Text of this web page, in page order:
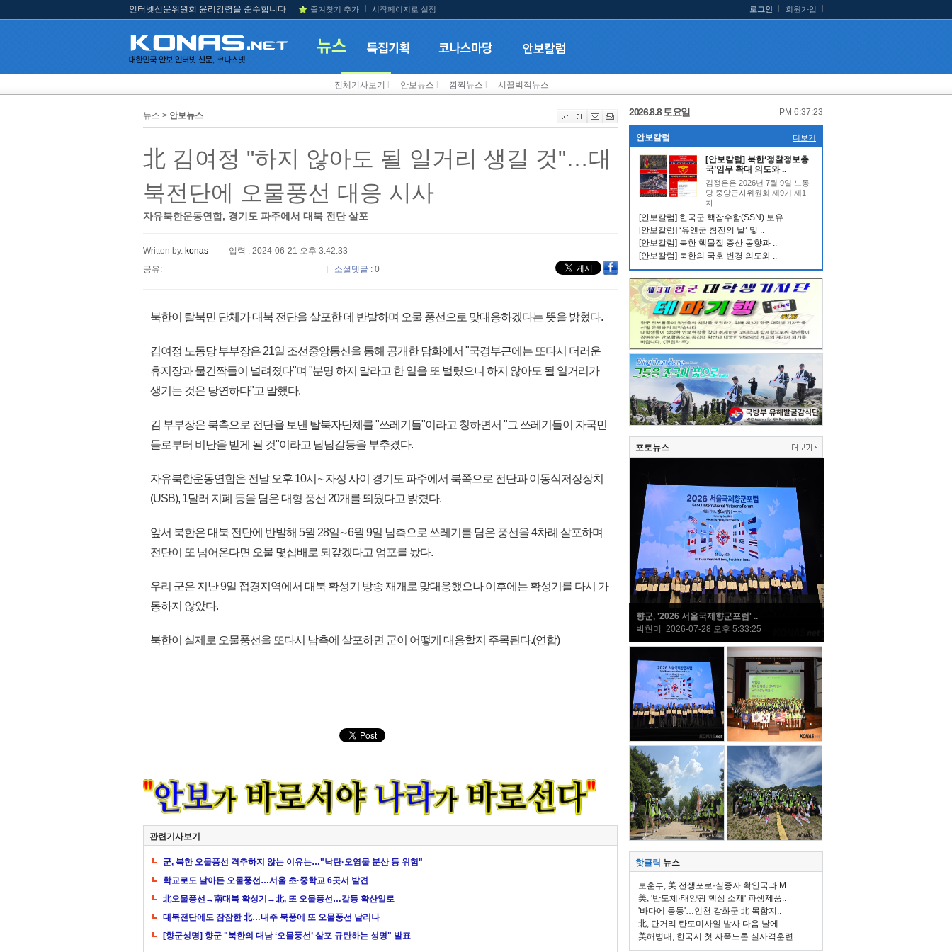
인터넷신문위원회 윤리강령을 준수합니다 즐겨찾기 추가 시작페이지로 설정 로그인 회원가입
전체기사보기 안보뉴스 깜짝뉴스 시끌벅적뉴스
뉴스 > 안보뉴스
北 김여정 "하지 않아도 될 일거리 생길 것"…대
북전단에 오물풍선 대응 시사
자유북한운동연합, 경기도 파주에서 대북 전단 살포
Written by. konas
입력 : 2024-06-21 오후 3:42:33
공유:
소셜댓글 : 0
북한이 탈북민 단체가 대북 전단을 살포한 데 반발하며 오물 풍선으로 맞대응하겠다는 뜻을 밝혔다.
김여정 노동당 부부장은 21일 조선중앙통신을 통해 공개한 담화에서 "국경부근에는 또다시 더러운
휴지장과 물건짝들이 널려졌다"며 "분명 하지 말라고 한 일을 또 벌렸으니 하지 않아도 될 일거리가
생기는 것은 당연하다"고 말했다.
김 부부장은 북측으로 전단을 보낸 탈북자단체를 "쓰레기들"이라고 칭하면서 "그 쓰레기들이 자국민
들로부터 비난을 받게 될 것"이라고 남남갈등을 부추겼다.
자유북한운동연합은 전날 오후 10시∼자정 사이 경기도 파주에서 북쪽으로 전단과 이동식저장장치
(USB), 1달러 지폐 등을 담은 대형 풍선 20개를 띄웠다고 밝혔다.
앞서 북한은 대북 전단에 반발해 5월 28일∼6월 9일 남측으로 쓰레기를 담은 풍선을 4차례 살포하며
전단이 또 넘어온다면 오물 몇십배로 되갚겠다고 엄포를 놨다.
우리 군은 지난 9일 접경지역에서 대북 확성기 방송 재개로 맞대응했으나 이후에는 확성기를 다시 가
동하지 않았다.
북한이 실제로 오물풍선을 또다시 남측에 살포하면 군이 어떻게 대응할지 주목된다.(연합)
관련기사보기
군, 북한 오물풍선 격추하지 않는 이유는…"낙탄·오염물 분산 등 위험"
학교로도 날아든 오물풍선…서울 초·중학교 6곳서 발견
北오물풍선→南대북 확성기→北, 또 오물풍선…갈등 확산일로
대북전단에도 잠잠한 北…내주 북풍에 또 오물풍선 날리나
[향군성명] 향군 "북한의 대남 ‘오물풍선’ 살포 규탄하는 성명" 발표
2026.8.8 토요일 PM 6:37:23
안보칼럼 더보기
[안보칼럼] 북한‘정찰정보총
국’임무 확대 의도와 ..
김정은은 2026년 7월 9일 노동
당 중앙군사위원회 제9기 제1
차 ..
[안보칼럼] 한국군 핵잠수함(SSN) 보유..
[안보칼럼] ‘유엔군 참전의 날’ 및 ..
[안보칼럼] 북한 핵물질 증산 동향과 ..
[안보칼럼] 북한의 국호 변경 의도와 ..
포토뉴스
향군, '2026 서울국제향군포럼' ..
박현미 2026-07-28 오후 5:33:25
핫클릭 뉴스
보훈부, 美 전쟁포로·실종자 확인국과 M..
美, '반도체·태양광 핵심 소재' 파생제품..
'바다에 둥둥'…인천 강화군 北 목함지..
北, 단거리 탄도미사일 발사 다음 날에..
美해병대, 한국서 첫 자폭드론 실사격훈련..